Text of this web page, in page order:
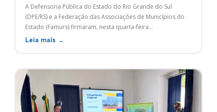
A Defensoria Pública do Estado do Rio Grande do Sul
(DPE/RS) e a Federação das Associações de Municípios do
Estado (Famurs) firmaram, nesta quarta-feira...
Leia mais →